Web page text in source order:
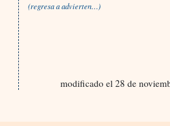
(regresa a advierten…)
modificado el 28 de